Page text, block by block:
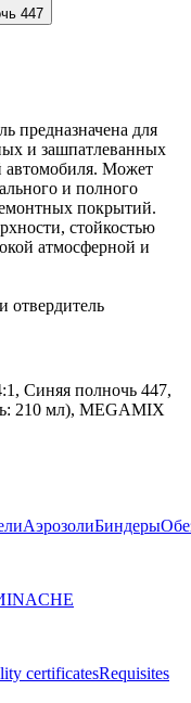
447
предназначена для
и зашпатлеванных
автомобиля. Может
и полного
покрытий.
стойкостью
атмосферной и
Синяя полночь 447,
210 мл), MEGAMIX
АэрозолиБиндеры
INACHE
certificatesRequisites